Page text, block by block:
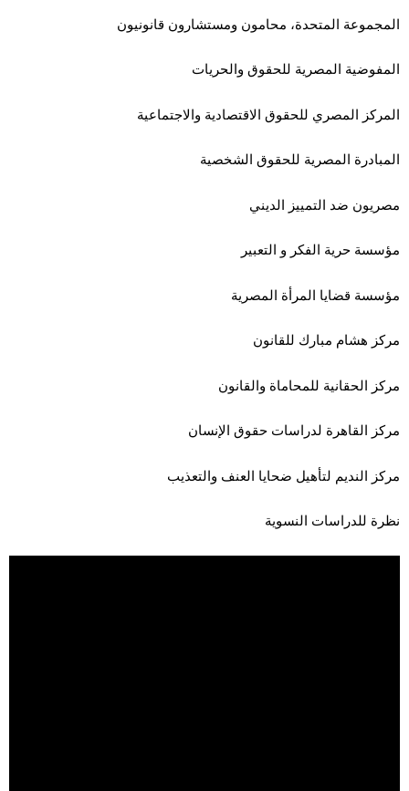
المجموعة المتحدة، محامون ومستشارون قانونيون
المفوضية المصرية للحقوق والحريات
المركز المصري للحقوق الاقتصادية والاجتماعية
المبادرة المصرية للحقوق الشخصية
مصريون ضد التمييز الديني
مؤسسة حرية الفكر و التعبير
مؤسسة قضايا المرأة المصرية
مركز هشام مبارك للقانون
مركز الحقانية للمحاماة والقانون
مركز القاهرة لدراسات حقوق الإنسان
مركز النديم لتأهيل ضحايا العنف والتعذيب
نظرة للدراسات النسوية